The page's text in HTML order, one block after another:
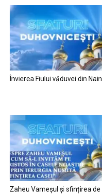
Învierea Fiului văduvei din Nain
Zaheu Vameșul și sfințirea de